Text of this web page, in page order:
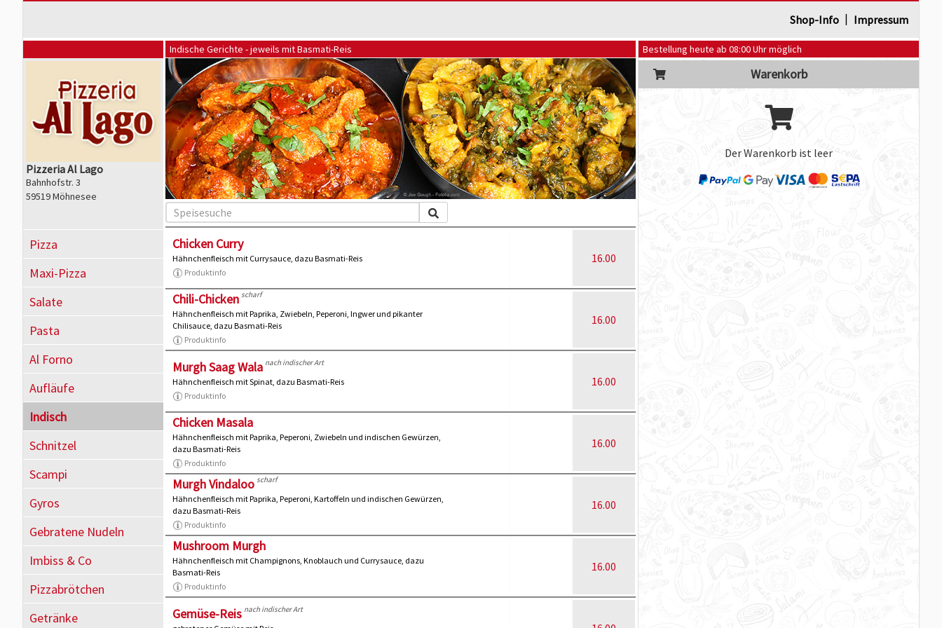
Shop-Info | Impressum
Bestellung heute ab 08:00 Uhr möglich
Warenkorb
Der Warenkorb ist leer
Pizzeria Al Lago
Bahnhofstr. 3
59519 Möhnesee
Pizza
Maxi-Pizza
Salate
Pasta
Al Forno
Aufläufe
Indisch
Schnitzel
Scampi
Gyros
Gebratene Nudeln
Imbiss & Co
Pizzabrötchen
Getränke
Indische Gerichte - jeweils mit Basmati-Reis
Chicken Curry
Hähnchenfleisch mit Currysauce, dazu Basmati-Reis
Produktinfo
16.00
Chili-Chicken scharf
Hähnchenfleisch mit Paprika, Zwiebeln, Peperoni, Ingwer und pikanter
Chilisauce, dazu Basmati-Reis
Produktinfo
16.00
Murgh Saag Wala nach indischer Art
Hähnchenfleisch mit Spinat, dazu Basmati-Reis
Produktinfo
16.00
Chicken Masala
Hähnchenfleisch mit Paprika, Peperoni, Zwiebeln und indischen Gewürzen,
dazu Basmati-Reis
Produktinfo
16.00
Murgh Vindaloo scharf
Hähnchenfleisch mit Paprika, Peperoni, Kartoffeln und indischen Gewürzen,
dazu Basmati-Reis
Produktinfo
16.00
Mushroom Murgh
Hähnchenfleisch mit Champignons, Knoblauch und Currysauce, dazu
Basmati-Reis
Produktinfo
16.00
Gemüse-Reis nach indischer Art